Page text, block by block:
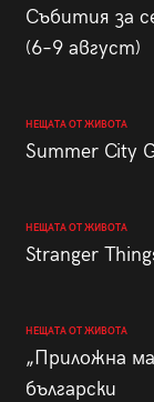
Събития за
(6–9 август)
НЕЩАТА ОТ ЖИВОТА
Summer City
НЕЩАТА ОТ ЖИВОТА
Stranger
НЕЩАТА ОТ ЖИВОТА
„Приложна
български